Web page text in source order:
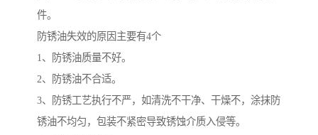
件。
防锈油失效的原因主要有4个
1、防锈油质量不好。
2、防锈油不合适。
3、防锈工艺执行不严，如清洗不干净、干燥不，涂抹防
锈油不均匀，包装不紧密导致锈蚀介质入侵等。